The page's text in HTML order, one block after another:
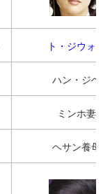
ト・ジウォン
ハン・ジヘ
ミンホ妻
ヘサン養母